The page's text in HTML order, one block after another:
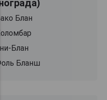
Бако Блан
Коломбар
Уни-Блан
Фоль Бланш